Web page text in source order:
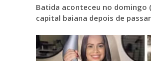
Batida aconteceu no domingo
capital baiana depois de